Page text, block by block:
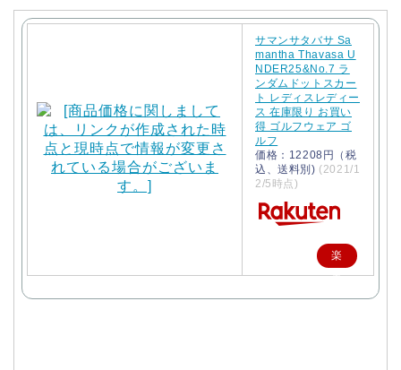
サマンサタバサ Sa
mantha Thavasa U
NDER25&No.7 ラ
ンダムドットスカー
ト レディスレディー
ス 在庫限り お買い
得 ゴルフウェア ゴ
ルフ
価格：12208円（税
込、送料別) (2021/1
2/5時点)
楽
天